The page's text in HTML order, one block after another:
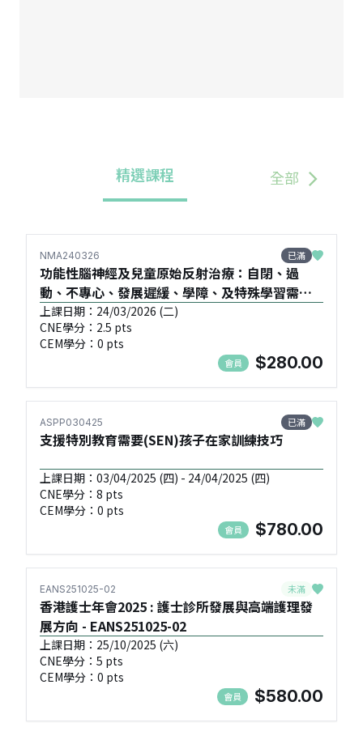
精選課程 全部
NMA240326 已滿
功能性腦神經及兒童原始反射治療：自閉、過
動、不專心、發展遲緩、學障、及特殊學習需要
(SEN) 的問題 (初班) - NMA240326
上課日期：24/03/2026 (二)
CNE學分：2.5 pts
CEM學分：0 pts
會員 $280.00
ASPP030425 已滿
支援特別教育需要(SEN)孩子在家訓練技巧
上課日期：03/04/2025 (四) - 24/04/2025 (四)
CNE學分：8 pts
CEM學分：0 pts
會員 $780.00
EANS251025-02 未滿
香港護士年會2025 : 護士診所發展與高端護理發
展方向 - EANS251025-02
上課日期：25/10/2025 (六)
CNE學分：5 pts
CEM學分：0 pts
會員 $580.00